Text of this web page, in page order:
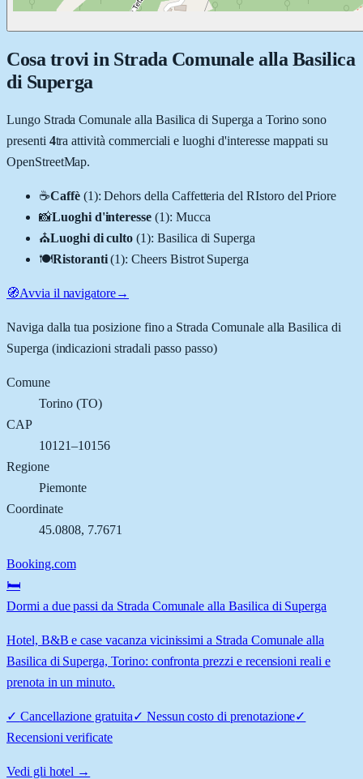
Cosa trovi in Strada Comunale alla Basilica
di Superga
Lungo Strada Comunale alla Basilica di Superga a Torino sono
presenti 4tra attività commerciali e luoghi d'interesse mappati su
OpenStreetMap.
☕Caffè (1):Dehors della Caffetteria del RIstoro del Priore
📸Luoghi d'interesse (1): Mucca
⛪Luoghi di culto (1): Basilica di Superga
🍽️Ristoranti (1):Cheers Bistrot Superga
🧭Avvia il navigatore→
Naviga dalla tua posizione fino a Strada Comunale alla Basilica di
Superga (indicazioni stradali passo passo)
Comune
Torino(TO)
CAP
10121–10156
Regione
Piemonte
Coordinate
45.0808, 7.7671
Booking.com
🛏️
Dormi a due passi da Strada Comunale alla Basilica di Superga
Hotel, B&B e case vacanza vicinissimi a Strada Comunale alla
Basilica di Superga, Torino: confronta prezzi e recensioni reali e
prenota in un minuto.
✓ Cancellazione gratuita✓ Nessun costo di prenotazione✓
Recensioni verificate
Vedi gli hotel →